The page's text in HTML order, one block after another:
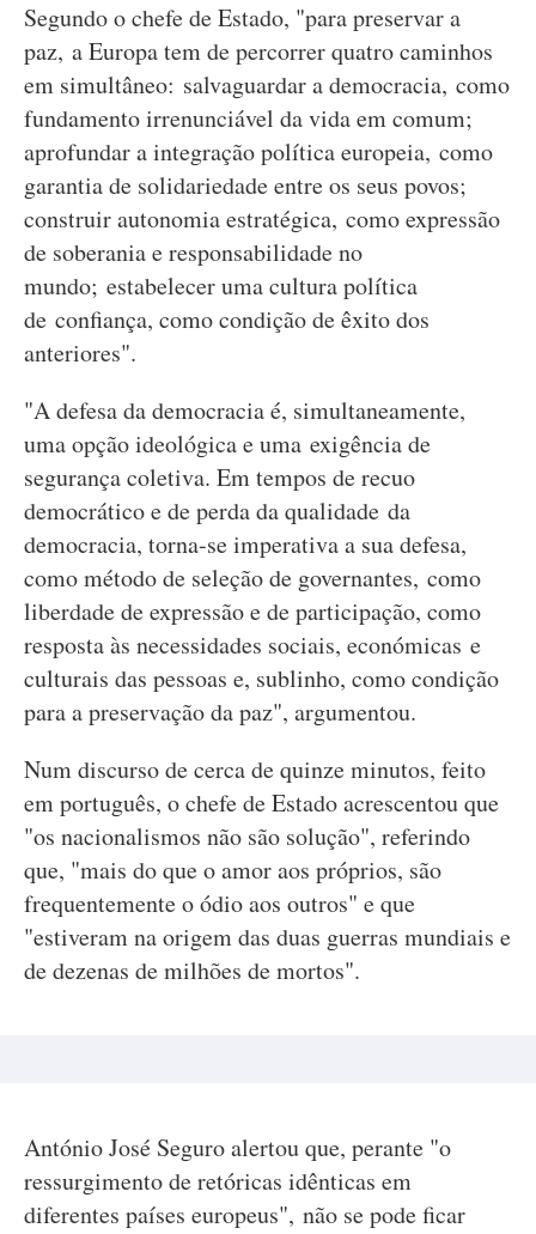
Segundo o chefe de Estado, "para preservar a
paz, a Europa tem de percorrer quatro caminhos
em simultâneo: salvaguardar a democracia, como
fundamento irrenunciável da vida em comum;
aprofundar a integração política europeia, como
garantia de solidariedade entre os seus povos;
construir autonomia estratégica, como expressão
de soberania e responsabilidade no
mundo; estabelecer uma cultura política
de confiança, como condição de êxito dos
anteriores".
"A defesa da democracia é, simultaneamente,
uma opção ideológica e uma exigência de
segurança coletiva. Em tempos de recuo
democrático e de perda da qualidade da
democracia, torna-se imperativa a sua defesa,
como método de seleção de governantes, como
liberdade de expressão e de participação, como
resposta às necessidades sociais, económicas e
culturais das pessoas e, sublinho, como condição
para a preservação da paz", argumentou.
Num discurso de cerca de quinze minutos, feito
em português, o chefe de Estado acrescentou que
"os nacionalismos não são solução", referindo
que, "mais do que o amor aos próprios, são
frequentemente o ódio aos outros" e que
"estiveram na origem das duas guerras mundiais e
de dezenas de milhões de mortos".
António José Seguro alertou que, perante "o
ressurgimento de retóricas idênticas em
diferentes países europeus", não se pode ficar